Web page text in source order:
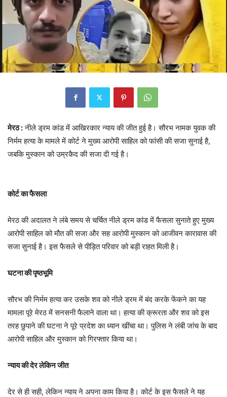
मेरठ :नीले ड्रम कांड में आखिरकार न्याय की जीत हुई है। सौरभ नामक युवक की
निर्मम हत्या के मामले में कोर्ट ने मुख्य आरोपी साहिल को फांसी की सजा सुनाई है,
जबकि मुस्कान को उम्रकैद की सजा दी गई है।
कोर्ट का फैसला
मेरठ की अदालत ने लंबे समय से चर्चित नीले ड्रम कांड में फैसला सुनाते हुए मुख्य
आरोपी साहिल को मौत की सजा और सह आरोपी मुस्कान को आजीवन कारावास की
सजा सुनाई है। इस फैसले से पीड़ित परिवार को बड़ी राहत मिली है।
घटना की पृष्ठभूमि
सौरभ की निर्मम हत्या कर उसके शव को नीले ड्रम में बंद करके फेंकने का यह
मामला पूरे मेरठ में सनसनी फैलाने वाला था। हत्या की क्रूरता और शव को इस
तरह छुपाने की घटना ने पूरे प्रदेश का ध्यान खींचा था। पुलिस ने लंबी जांच के बाद
आरोपी साहिल और मुस्कान को गिरफ्तार किया था।
न्याय की देर लेकिन जीत
देर से ही सही, लेकिन न्याय ने अपना काम किया है। कोर्ट के इस फैसले ने यह